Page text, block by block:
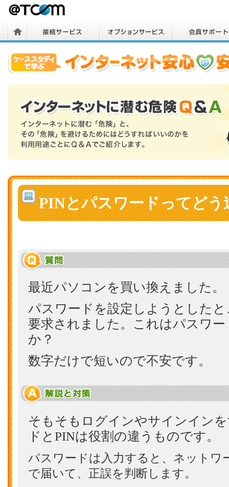
PINとパスワードってどう
最近パソコンを買い換えました。
パスワードを設定しようとした
要求されました。これはパスワ
か？
数字だけで短いので不安です。
そもそもログインやサインイン
ドとPINは役割の違うものです。
パスワードは入力すると、ネットワ
で届いて、正誤を判断します。